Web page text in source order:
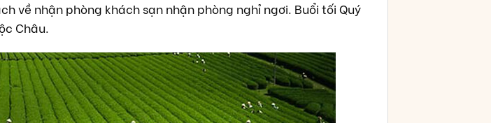
về nhận phòng khách sạn nhận phòng nghỉ ngơi. Buổi tối Quý
Châu.